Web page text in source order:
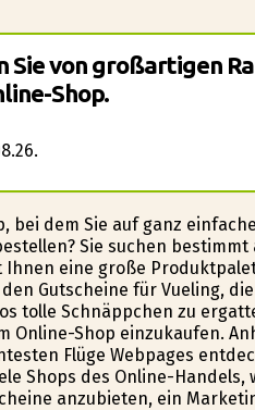
Sie von großartigen
Shop.
bei dem Sie auf ganz
Sie suchen
eine große
Gutscheine für Vueling,
tolle Schnäppchen zu
Online-Shop einzukaufen.
Flüge Webpages
Shops des Online-
anzubieten, ein